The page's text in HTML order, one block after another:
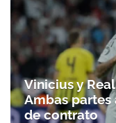
Vinicius y
Ambas
de contrato